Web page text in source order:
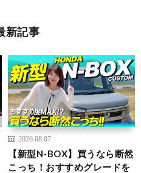
新記事
2026.08.07
【新型N-BOX】買うなら断然
こっち！おすすめグレードを